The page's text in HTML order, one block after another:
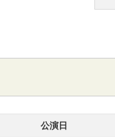
公演日